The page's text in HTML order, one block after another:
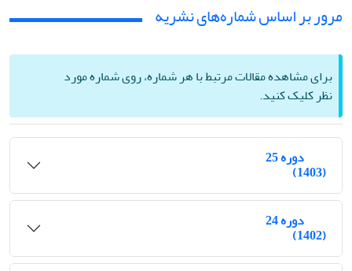
مرور بر اساس شماره‌های نشریه
برای مشاهده مقالات مرتبط با هر شماره، روی شماره مورد
نظر کلیک کنید.
دوره 25
(1403)
دوره 24
(1402)